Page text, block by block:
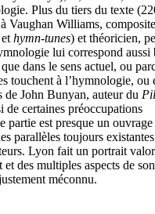
Plus du tiers du texte
Vaughan Williams,
et hymn-tunes) et théoricien,
lui correspond aussi
dans le sens actuel, ou
touchent à l’hymnologie, ou
de John Bunyan, auteur du
de certaines préoccupations
partie est presque un
parallèles toujours
Lyon fait un portrait
des multiples aspects de
méconnu.